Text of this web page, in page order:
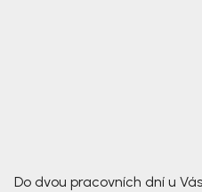
Do dvou pracovních dní u Vás